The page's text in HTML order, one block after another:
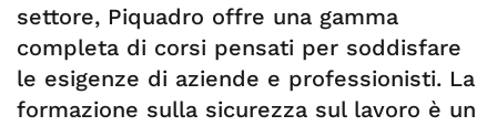
settore, Piquadro offre una gamma
completa di corsi pensati per soddisfare
le esigenze di aziende e professionisti. La
formazione sulla sicurezza sul lavoro è un